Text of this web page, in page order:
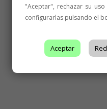
"Aceptar", rechazar su
configurarlas pulsando el
Aceptar